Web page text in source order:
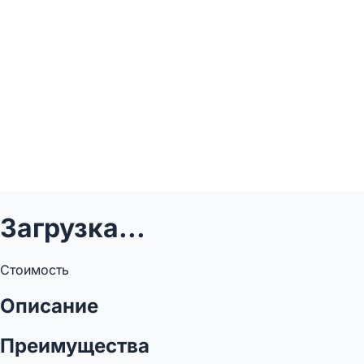
Загрузка...
Стоимость
Описание
Преимущества